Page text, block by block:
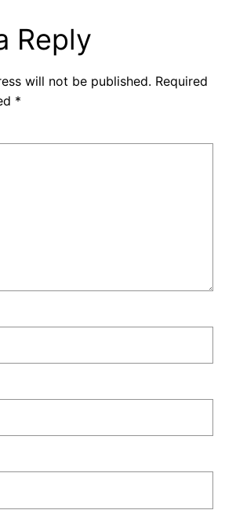
Reply
will not be published. Required
*